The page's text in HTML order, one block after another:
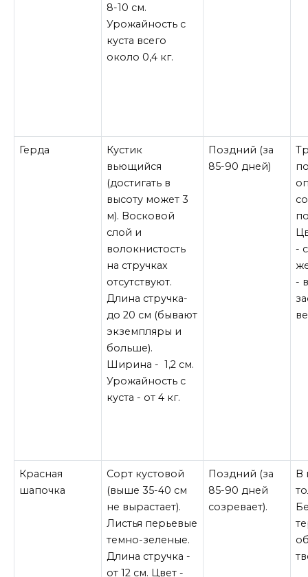
8-10 см.
Урожайность с
куста всего
около 0,4 кг.
Герда
Кустик
вьющийся
(достигать в
высоту может 3
м). Восковой
слой и
волокнистость
на стручках
отсутствуют.
Длина стручка-
до 20 см (бывают
экземпляры и
больше).
Ширина - 1,2 см.
Урожайность с
куста - от 4 кг.
Поздний (за
85-90 дней)
-
-
Красная
шапочка
Сорт кустовой
(выше 35-40 см
не вырастает).
Листья перьевые
темно-зеленые.
Длина стручка -
от 12 см. Цвет -
Поздний (за
85-90 дней
созревает).
В